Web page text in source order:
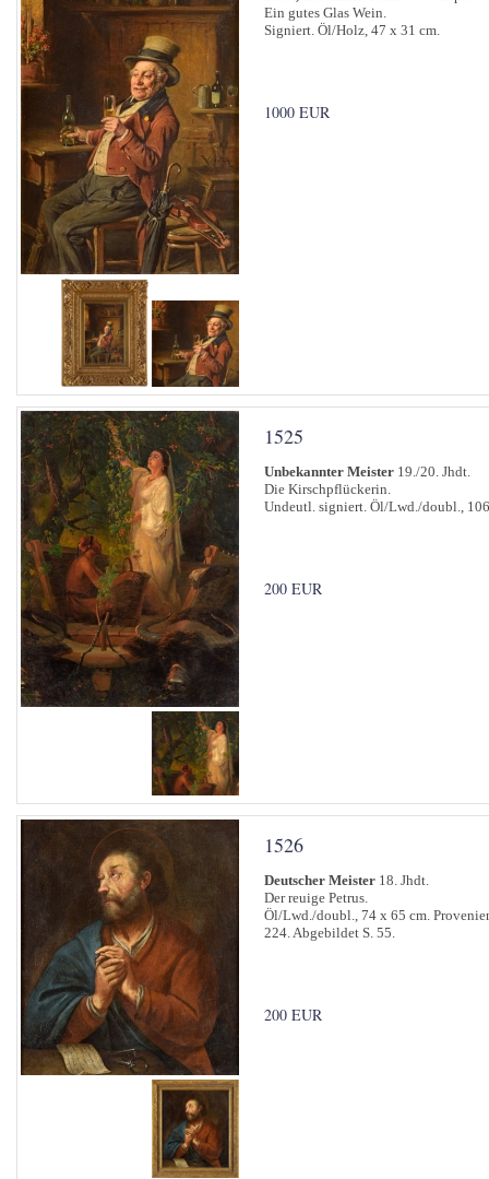
Ein gutes Glas Wein.
Signiert. Öl/Holz, 47 x 31 cm.
1000 EUR
1525
Unbekannter Meister 19./20. Jhdt.
Die Kirschpflückerin.
Undeutl. signiert. Öl/Lwd./doubl.,
200 EUR
1526
Deutscher Meister 18. Jhdt.
Der reuige Petrus.
Öl/Lwd./doubl., 74 x 65 cm.
224. Abgebildet S. 55.
200 EUR